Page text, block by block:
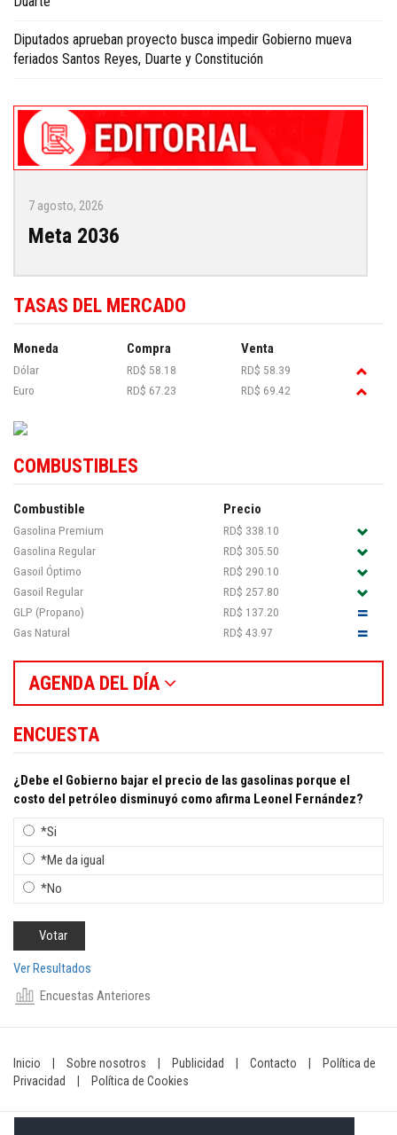
Diputados aprueban proyecto busca impedir Gobierno mueva
feriados Santos Reyes, Duarte y Constitución
7 agosto, 2026
Meta 2036
TASAS DEL MERCADO
Moneda Compra Venta
Dólar RD$ 58.18
RD$ 58.39
Euro
RD$ 67.23 RD$ 69.42
COMBUSTIBLES
Combustible Precio
Gasolina Premium
RD$ 338.10
Gasolina Regular
RD$ 305.50
Gasoil Óptimo
RD$ 290.10
Gasoil Regular
RD$ 257.80
GLP (Propano)
RD$ 137.20
Gas Natural
RD$ 43.97
AGENDA DEL DÍA
ENCUESTA
¿Debe el Gobierno bajar el precio de las gasolinas porque el
costo del petróleo disminuyó como afirma Leonel Fernández?
*Si
*Me da igual
*No
Ver Resultados
Encuestas Anteriores
Inicio Sobre nosotros Publicidad Contacto
Política de
Privacidad
Política de Cookies